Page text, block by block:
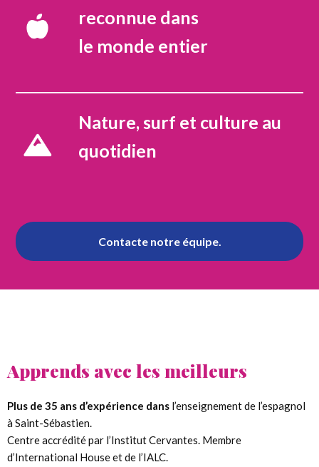
reconnue dans
le monde entier
Nature, surf et culture au
quotidien
Contacte notre équipe.
Apprends avec les meilleurs
Plus de 35 ans d’expérience dans l’enseignement de l’espagnol
à Saint-Sébastien.
Centre accrédité par l’Institut Cervantes. Membre
d’International House et de l’IALC.